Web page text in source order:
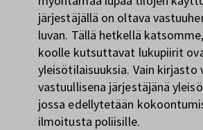
järjestäjällä on oltava
luvan. Tällä hetkellä
koolle kutsuttavat lukupiirit
yleisötilaisuuksia. Vain kirjasto
vastuullisena järjestäjänä
jossa edellytetään
ilmoitusta poliisille.